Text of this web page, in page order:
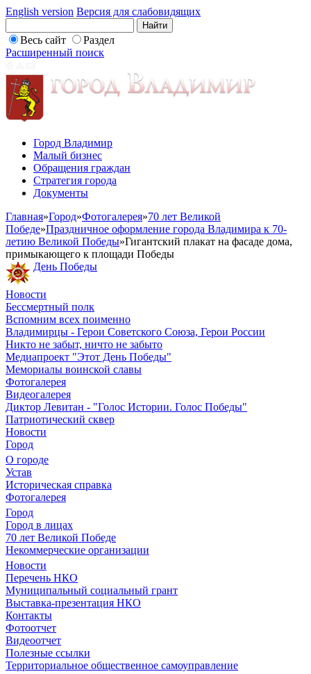
English version Версия для слабовидящих
Весь сайт
Раздел
Расширенный поиск
Город Владимир
Малый бизнес
Обращения граждан
Стратегия города
Документы
Главная»Город»Фотогалерея»70 лет Великой
Победе»Праздничное оформление города Владимира к 70-
летию Великой Победы»Гигантский плакат на фасаде дома,
примыкающего к площади Победы
День Победы
Новости
Бессмертный полк
Вспомним всех поименно
Владимирцы - Герои Советского Союза, Герои России
Никто не забыт, ничто не забыто
Медиапроект "Этот День Победы"
Мемориалы воинской славы
Фотогалерея
Видеогалерея
Диктор Левитан - "Голос Истории. Голос Победы"
Патриотический сквер
Новости
Город
О городе
Устав
Историческая справка
Фотогалерея
Город
Город в лицах
70 лет Великой Победе
Некоммерческие организации
Новости
Перечень НКО
Муниципальный социальный грант
Выставка-презентация НКО
Контакты
Фотоотчет
Видеоотчет
Полезные ссылки
Территориальное общественное самоуправление